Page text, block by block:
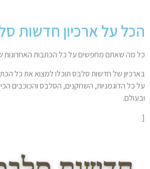
הכל על ארכיון חדשות
כל מה שאתם מחפשים על כל הכתבות האחרונות
בארכיון של חדשות סלבס תוכלו למצוא את כל
על כל הדוגמניות, השחקנים, הסלבס והכוכבים
ובעולם.
[